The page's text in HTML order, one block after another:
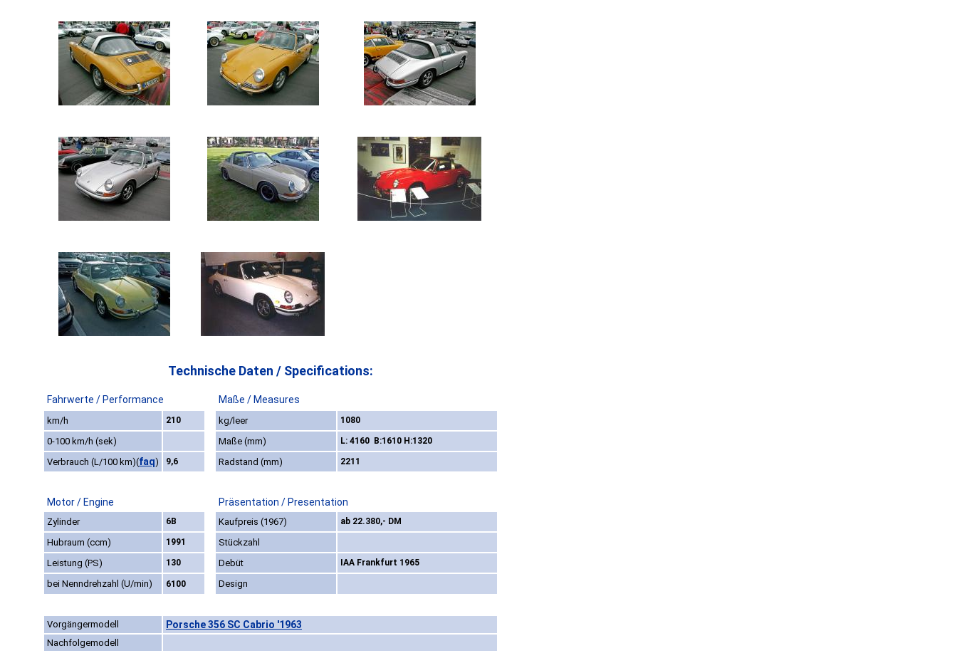
Technische Daten / Specifications:
Fahrwerte / Performance Maße / Measures
km/h 210 kg/leer 1080
0-100 km/h (sek) Maße (mm) L: 4160 B:1610 H:1320
Verbrauch (L/100 km)(faq) 9,6 Radstand (mm) 2211
Motor / Engine Präsentation / Presentation
Zylinder 6B Kaufpreis (1967) ab 22.380,- DM
Hubraum (ccm) 1991
Stückzahl
Leistung (PS)
130 Debüt IAA Frankfurt 1965
bei Nenndrehzahl (U/min) 6100 Design
Vorgängermodell Porsche 356 SC Cabrio '1963
Nachfolgemodell